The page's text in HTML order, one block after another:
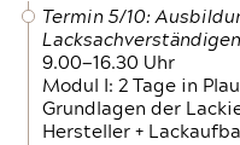
Termin 5/10:
Lacksachverständigen
9.00—16.30 Uhr
Modul I: 2 Tage in
Grundlagen der
Hersteller +